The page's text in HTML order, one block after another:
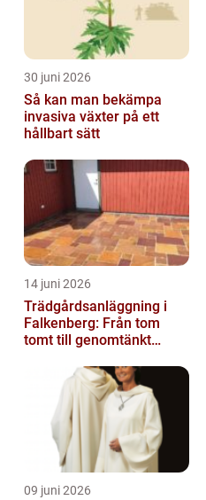
30 juni 2026
Så kan man bekämpa
invasiva växter på ett
hållbart sätt
14 juni 2026
Trädgårdsanläggning i
Falkenberg: Från tom
tomt till genomtänkt
09 juni 2026